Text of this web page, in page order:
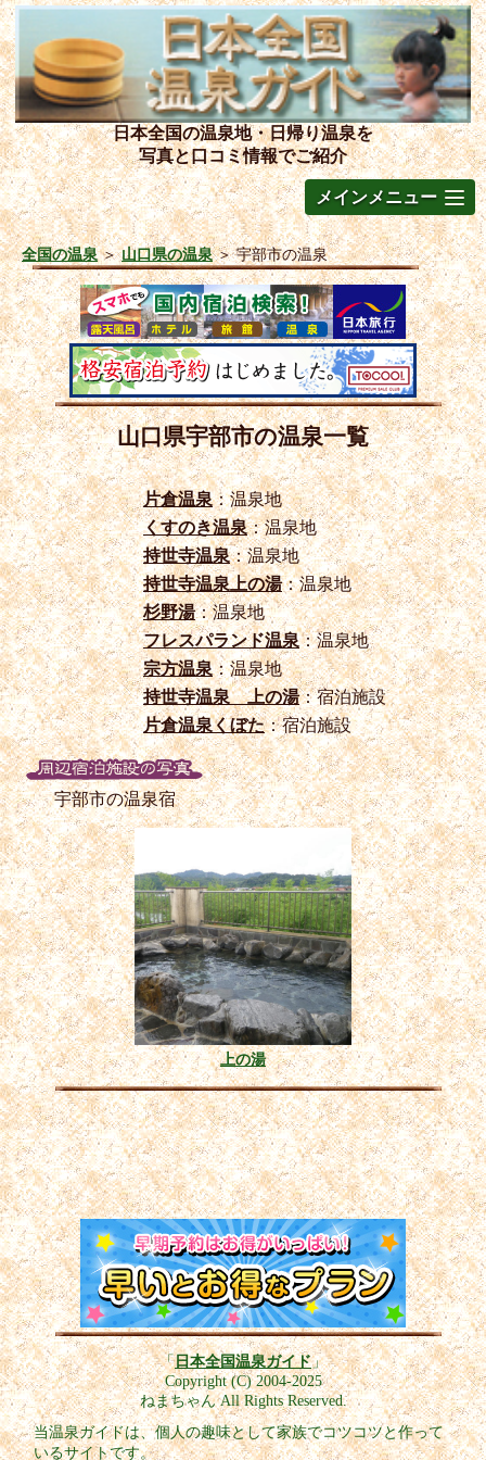
日本全国の温泉地・日帰り温泉を
写真と口コミ情報でご紹介
メインメニュー
全国の温泉＞山口県の温泉＞宇部市の温泉
山口県宇部市の温泉一覧
片倉温泉：温泉地
くすのき温泉：温泉地
持世寺温泉：温泉地
持世寺温泉上の湯：温泉地
杉野湯：温泉地
フレスパランド温泉：温泉地
宗方温泉：温泉地
持世寺温泉 上の湯：宿泊施設
片倉温泉くぼた：宿泊施設
宇部市の温泉宿
上の湯
「日本全国温泉ガイド」
Copyright (C) 2004-2025
ねまちゃん All Rights Reserved.
当温泉ガイドは、個人の趣味として家族でコツコツと作って
いるサイトです。